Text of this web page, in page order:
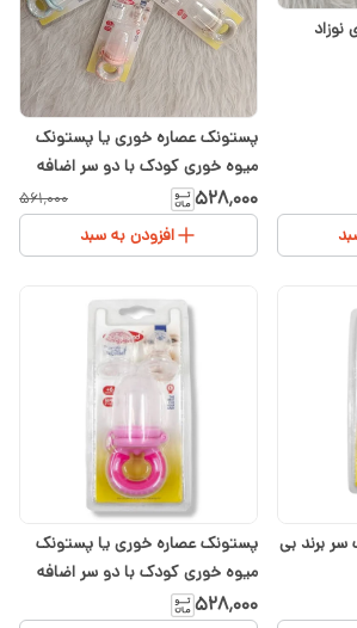
پستونک عصاره خوری یا پستونک
میوه خوری کودک با دو سر اضافه
۵۲۸٬۰۰۰ ۵۶۱٬۰۰۰
افزودن به سبد
برند بی
پستونک عصاره خوری یا پستونک
میوه خوری کودک با دو سر اضافه
رنگ صورتی
۵۲۸٬۰۰۰